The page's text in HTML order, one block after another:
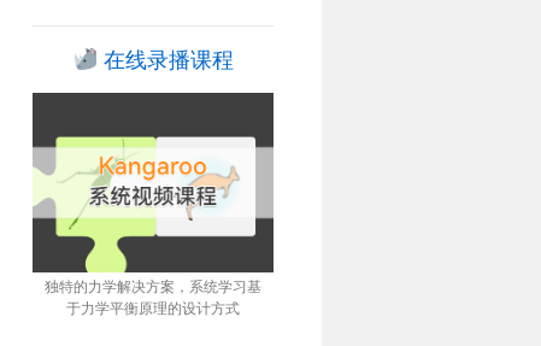
在线录播课程
独特的力学解决方案，系统学习基
于力学平衡原理的设计方式